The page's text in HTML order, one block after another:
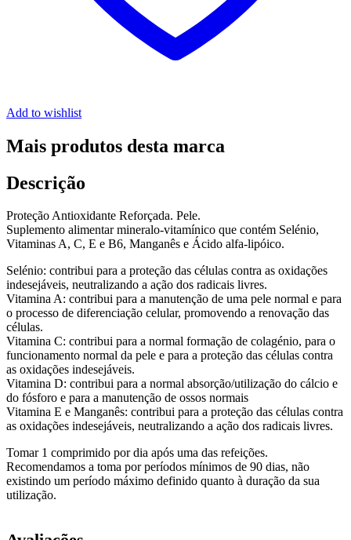
Add to wishlist
Mais produtos desta marca
Descrição
Proteção Antioxidante Reforçada. Pele.
Suplemento alimentar mineralo-vitamínico que contém Selénio,
Vitaminas A, C, E e B6, Manganês e Ácido alfa-lipóico.
Selénio: contribui para a proteção das células contra as oxidações
indesejáveis, neutralizando a ação dos radicais livres.
Vitamina A: contribui para a manutenção de uma pele normal e para
o processo de diferenciação celular, promovendo a renovação das
células.
Vitamina C: contribui para a normal formação de colagénio, para o
funcionamento normal da pele e para a proteção das células contra
as oxidações indesejáveis.
Vitamina D: contribui para a normal absorção/utilização do cálcio e
do fósforo e para a manutenção de ossos normais
Vitamina E e Manganês: contribui para a proteção das células contra
as oxidações indesejáveis, neutralizando a ação dos radicais livres.
Tomar 1 comprimido por dia após uma das refeições.
Recomendamos a toma por períodos mínimos de 90 dias, não
existindo um período máximo definido quanto à duração da sua
utilização.